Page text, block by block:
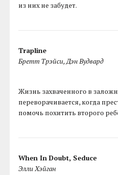
из них не забудет.
Trapline
Бретт Трэйси, Дэн Вудвард
Жизнь захваченного в
переворачивается, когда
помочь похитить второго
When In Doubt, Seduce
Элли Хэйган